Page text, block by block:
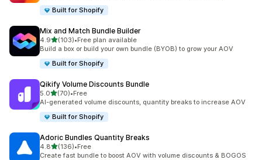
Built for Shopify
Mix and Match Bundle Builder
4.95つ星中
(103)
合計レビュー数：103件
•Free plan available
Build a box or build your own bundle (BYOB) to grow your AOV
Built for Shopify
Qikify Volume Discounts Bundle
5.05つ星中
(70)
合計レビュー数：70件
•Free
AI-generated volume discounts, quantity breaks to increase AOV
Built for Shopify
Adoric Bundles Quantity Breaks
4.85つ星中
(136)
合計レビュー数：136件
•Free
Create fast bundle to boost AOV with volume discounts & BOGOS